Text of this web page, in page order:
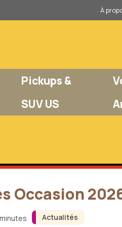
À
Pickups &
SUV US
Actualités
Occasion